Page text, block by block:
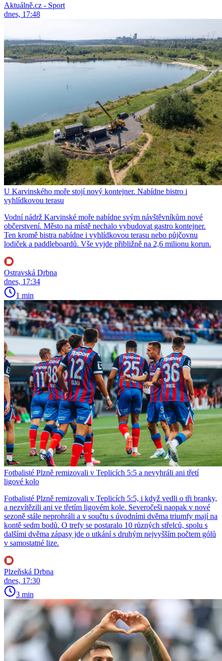
Aktuálně.cz - Sport
dnes, 17:48
U Karvinského moře stojí nový kontejner. Nabídne bistro i
vyhlídkovou terasu
Vodní nádrž Karvinské moře nabídne svým návštěvníkům nové
občerstvení. Město na místě nechalo vybudovat gastro kontejner.
Ten kromě bistra nabídne i vyhlídkovou terasu nebo půjčovnu
lodiček a paddleboardů. Vše vyjde přibližně na 2,6 milionu korun.
Ostravská Drbna
dnes, 17:34
1 min
Fotbalisté Plzně remizovali v Teplicích 5:5 a nevyhráli ani třetí
ligové kolo
Fotbalisté Plzně remizovali v Teplicích 5:5, i když vedli o tři branky,
a nezvítězili ani ve třetím ligovém kole. Severočeši naopak v nové
sezoně stále neprohráli a v součtu s úvodními dvěma triumfy mají na
kontě sedm bodů. O trefy se postaralo 10 různých střelců, spolu s
dalšími dvěma zápasy jde o utkání s druhým nejvyšším počtem gólů
v samostatné lize.
Plzeňská Drbna
dnes, 17:30
3 min